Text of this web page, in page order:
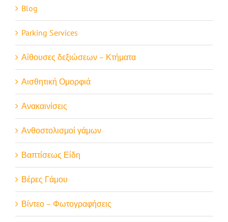
Blog
Parking Services
Αίθουσες δεξιώσεων – Κτήματα
Αισθητική Ομορφιά
Ανακαινίσεις
Ανθοστολισμοί γάμων
Βαπτίσεως Είδη
Βέρες Γάμου
Βίντεο – Φωτογραφήσεις